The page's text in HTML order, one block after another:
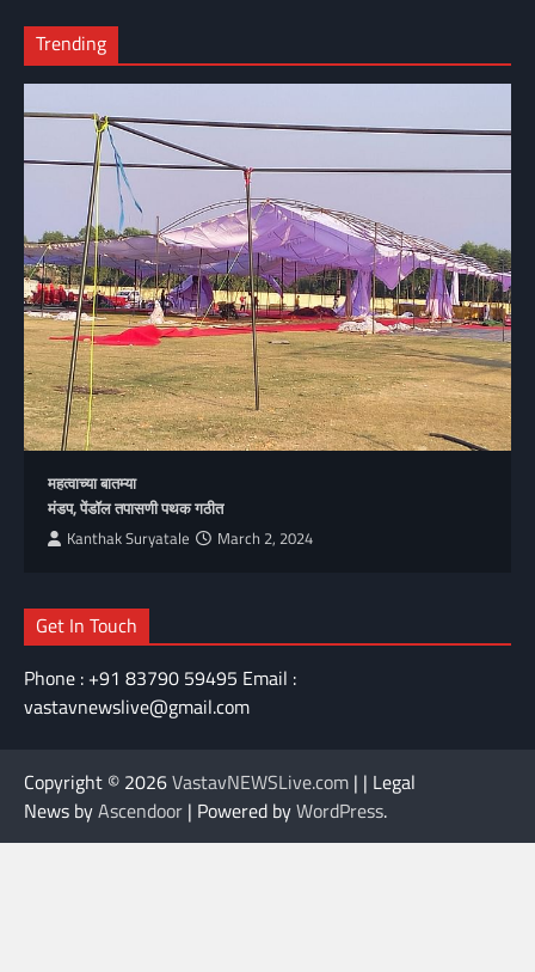
Trending
महत्वाच्या बातम्या
मंडप, पेंडॉल तपासणी पथक गठीत
Kanthak Suryatale March 2, 2024
Get In Touch
Phone : +91 83790 59495 Email :
vastavnewslive@gmail.com
Copyright © 2026VastavNEWSLive.com | | Legal
News byAscendoor | Powered byWordPress.